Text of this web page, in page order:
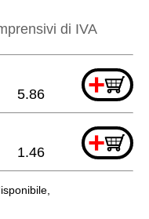
di IVA
+
5.86
+
1.46
non ordinabile